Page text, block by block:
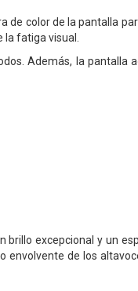
color de la pantalla
fatiga visual.
Además, la pantalla
excepcional y un
de los